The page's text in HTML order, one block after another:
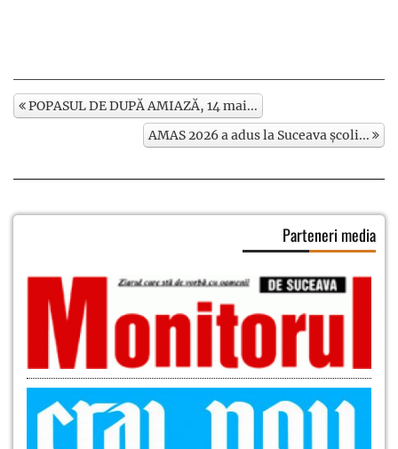
POPASUL DE DUPĂ AMIAZĂ, 14 mai...
AMAS 2026 a adus la Suceava școli...
Parteneri media